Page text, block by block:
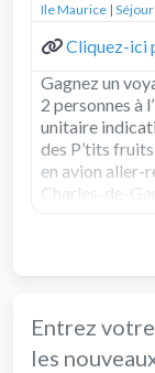
Ile Maurice |
Cliquez-ici
Gagnez un
2 personnes à
unitaire
des P’tits
en avion aller-
Charles-de-
Entrez
les